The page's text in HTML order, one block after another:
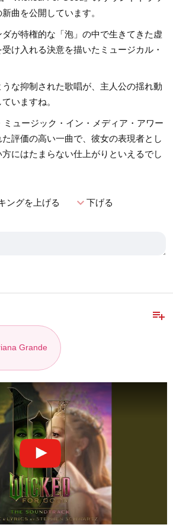
曲を公開しています。
が特権的な「泡」の中で生きてきた虚
け入れる決意を描いたミュージカル・
な抑制された歌唱が、主人公の揺れ動
いますね。
ミュージック・イン・メディア・アワー
た評価の高い一曲で、彼女の表現者とし
にはたまらない仕上がりといえるでし
ングを上げる expand_more下げる
playlist_add
Grande